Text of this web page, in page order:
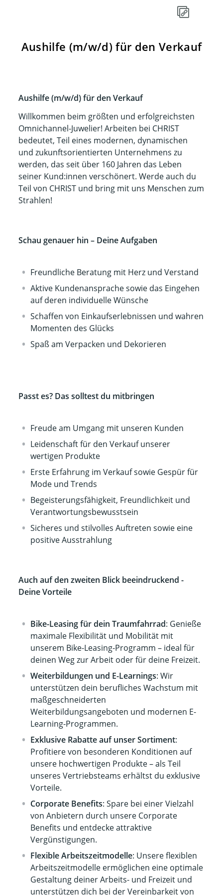
Aushilfe (m/w/d) für den Verkauf
Aushilfe (m/w/d) für den Verkauf
Willkommen beim größten und erfolgreichsten
Omnichannel-Juwelier! Arbeiten bei CHRIST
bedeutet, Teil eines modernen, dynamischen
und zukunftsorientierten Unternehmens zu
werden, das seit über 160 Jahren das Leben
seiner Kund:innen verschönert. Werde auch du
Teil von CHRIST und bring mit uns Menschen zum
Strahlen!​​
Schau genauer hin – Deine Aufgaben
Freundliche Beratung mit Herz und Verstand
Aktive Kundenansprache sowie das Eingehen
auf deren individuelle Wünsche
Schaffen von Einkaufserlebnissen und wahren
Momenten des Glücks
Spaß am Verpacken und Dekorieren
Passt es? Das solltest du mitbringen
Freude am Umgang mit unseren Kunden
Leidenschaft für den Verkauf unserer
wertigen Produkte
Erste Erfahrung im Verkauf sowie Gespür für
Mode und Trends
Begeisterungsfähigkeit, Freundlichkeit und
Verantwortungsbewusstsein
Sicheres und stilvolles Auftreten sowie eine
positive Ausstrahlung
Auch auf den zweiten Blick beeindruckend -
Deine Vorteile
Bike-Leasing für dein Traumfahrrad: Genieße
maximale Flexibilität und Mobilität mit
unserem Bike-Leasing-Programm – ideal für
deinen Weg zur Arbeit oder für deine Freizeit.
Weiterbildungen und E-Learnings: Wir
unterstützen dein berufliches Wachstum mit
maßgeschneiderten
Weiterbildungsangeboten und modernen E-
Learning-Programmen.
Exklusive Rabatte auf unser Sortiment:
Profitiere von besonderen Konditionen auf
unsere hochwertigen Produkte – als Teil
unseres Vertriebsteams erhältst du exklusive
Vorteile.
Corporate Benefits: Spare bei einer Vielzahl
von Anbietern durch unsere Corporate
Benefits und entdecke attraktive
Vergünstigungen.
Flexible Arbeitszeitmodelle: Unsere flexiblen
Arbeitszeitmodelle ermöglichen eine optimale
Gestaltung deiner Arbeits- und Freizeit und
unterstützen dich bei der Vereinbarkeit von